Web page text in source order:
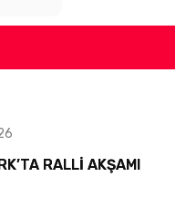
RALLİ AKŞAMI